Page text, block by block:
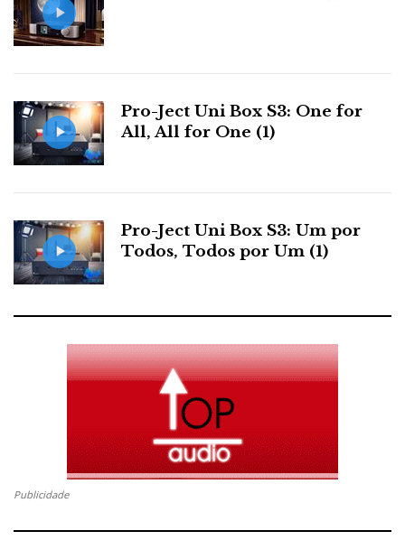
Pro-Ject Uni Box S3: One for
All, All for One (1)
Pro-Ject Uni Box S3: Um por
Todos, Todos por Um (1)
Publicidade